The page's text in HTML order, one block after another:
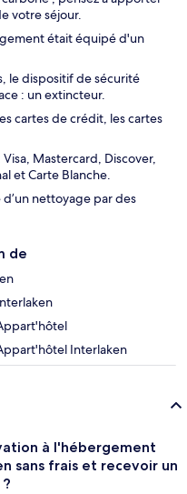
votre séjour.
était équipé d'un
le dispositif de sécurité
: un extincteur.
cartes de crédit, les cartes
Mastercard, Discover,
et Carte Blanche.
nettoyage par des
de
Interlaken
à l'hébergement
sans frais et recevoir un